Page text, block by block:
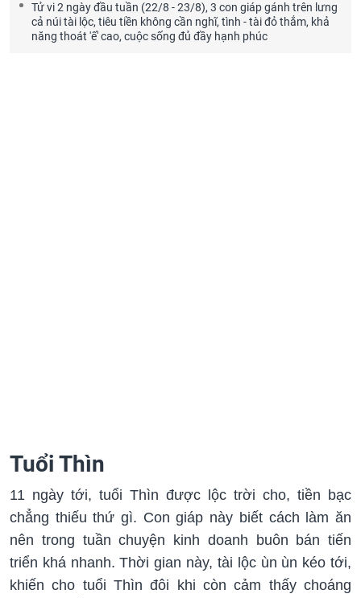
Tử vi 2 ngày đầu tuần (22/8 - 23/8), 3 con giáp gánh trên lưng
cả núi tài lộc, tiêu tiền không cần nghĩ, tình - tài đỏ thắm, khả
năng thoát 'ế' cao, cuộc sống đủ đầy hạnh phúc
Tuổi Thìn
11 ngày tới, tuổi Thìn được lộc trời cho, tiền bạc
chẳng thiếu thứ gì. Con giáp này biết cách làm ăn
nên trong tuần chuyện kinh doanh buôn bán tiến
triển khá nhanh. Thời gian này, tài lộc ùn ùn kéo tới,
khiến cho tuổi Thìn đôi khi còn cảm thấy choáng